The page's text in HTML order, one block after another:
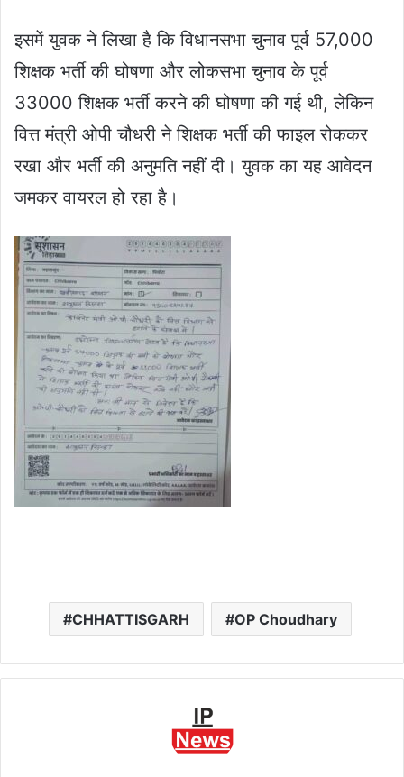
इसमें युवक ने लिखा है कि विधानसभा चुनाव पूर्व 57,000
शिक्षक भर्ती की घोषणा और लोकसभा चुनाव के पूर्व
33000 शिक्षक भर्ती करने की घोषणा की गई थी, लेकिन
वित्त मंत्री ओपी चौधरी ने शिक्षक भर्ती की फाइल रोककर
रखा और भर्ती की अनुमति नहीं दी। युवक का यह आवेदन
जमकर वायरल हो रहा है।
CHHATTISGARH OP Choudhary